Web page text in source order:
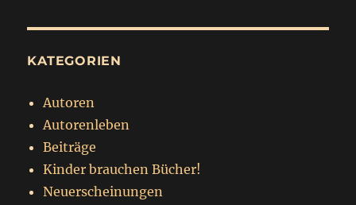
KATEGORIEN
Autoren
Autorenleben
Beiträge
Kinder brauchen Bücher!
Neuerscheinungen